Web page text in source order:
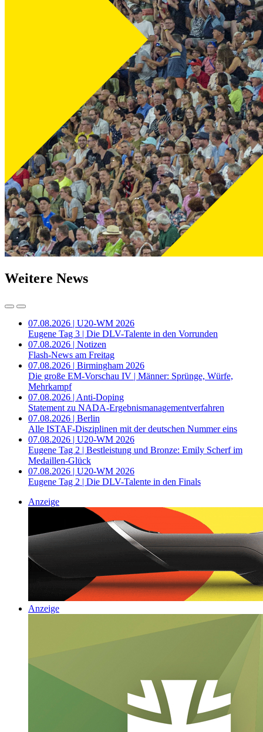
Weitere News
07.08.2026 | U20-WM 2026
Eugene Tag 3 | Die DLV-Talente in den Vorrunden
07.08.2026 | Notizen
Flash-News am Freitag
07.08.2026 | Birmingham 2026
Die große EM-Vorschau IV | Männer: Sprünge, Würfe,
Mehrkampf
07.08.2026 | Anti-Doping
Statement zu NADA-Ergebnismanagementverfahren
07.08.2026 | Berlin
Alle ISTAF-Disziplinen mit der deutschen Nummer eins
07.08.2026 | U20-WM 2026
Eugene Tag 2 | Bestleistung und Bronze: Emily Scherf im
Medaillen-Glück
07.08.2026 | U20-WM 2026
Eugene Tag 2 | Die DLV-Talente in den Finals
Anzeige
Anzeige